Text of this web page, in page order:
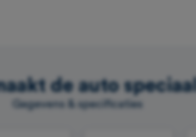
de auto speciaal
Gegevens & specificaties